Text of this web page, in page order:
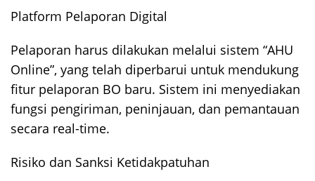
Platform Pelaporan Digital
Pelaporan harus dilakukan melalui sistem “AHU
Online”, yang telah diperbarui untuk mendukung
fitur pelaporan BO baru. Sistem ini menyediakan
fungsi pengiriman, peninjauan, dan pemantauan
secara real-time.
Risiko dan Sanksi Ketidakpatuhan